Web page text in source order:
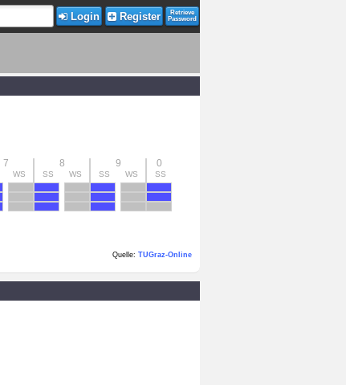
Login Register
Retrieve
Password
7 8 9 0
WS SS WS SS WS SS
Quelle: TUGraz-Online